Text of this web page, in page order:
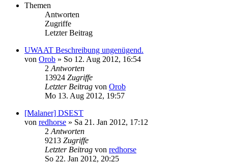
Themen
Antworten
Zugriffe
Letzter Beitrag
UWAAT Beschreibung ungenügend.
von Orob » So 12. Aug 2012, 16:54
2 Antworten
13924 Zugriffe
Letzter Beitrag von Orob
Mo 13. Aug 2012, 19:57
[Malaner] DSEST
von redhorse » Sa 21. Jan 2012, 17:12
2 Antworten
9213 Zugriffe
Letzter Beitrag von redhorse
So 22. Jan 2012, 20:25